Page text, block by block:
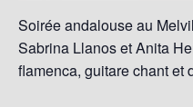
Soirée andalouse au
Sabrina Llanos et Anita
flamenca, guitare chant